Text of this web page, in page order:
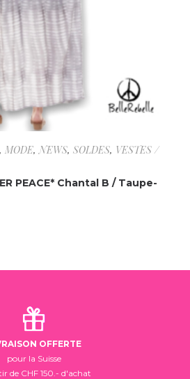
, MODE,NEWS, SOLDES, VESTES /
PEACE* Chantal B / Taupe-
OFFERTE
pour la Suisse
de CHF 150.- d'achat